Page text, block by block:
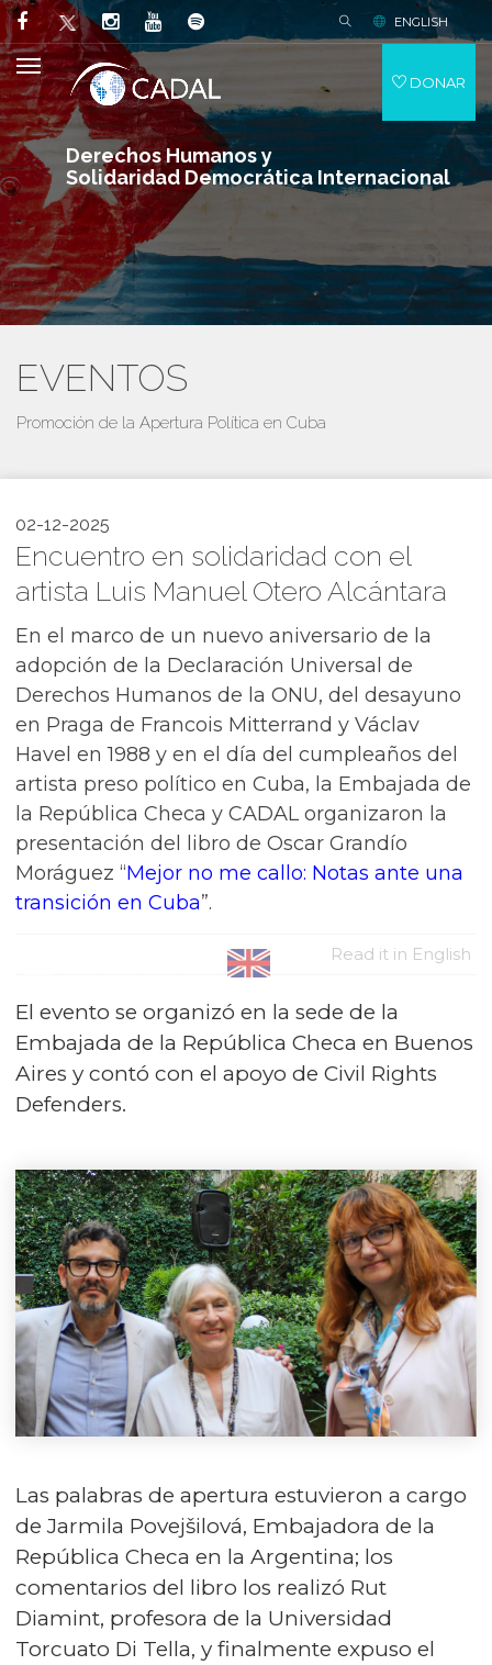
Derechos Humanos y
Solidaridad Democrática Internacional
ENGLISH
DONAR
EVENTOS
Promoción de la Apertura Política en Cuba
02-12-2025
Encuentro en solidaridad con el
artista Luis Manuel Otero Alcántara
En el marco de un nuevo aniversario de la
adopción de la Declaración Universal de
Derechos Humanos de la ONU, del desayuno
en Praga de Francois Mitterrand y Václav
Havel en 1988 y en el día del cumpleaños del
artista preso político en Cuba, la Embajada de
la República Checa y CADAL organizaron la
presentación del libro de Oscar Grandío
Moráguez “Mejor no me callo: Notas ante una
transición en Cuba”.
Read it in English
El evento se organizó en la sede de la
Embajada de la República Checa en Buenos
Aires y contó con el apoyo de Civil Rights
Defenders.
Las palabras de apertura estuvieron a cargo
de Jarmila Povejšilová, Embajadora de la
República Checa en la Argentina; los
comentarios del libro los realizó Rut
Diamint, profesora de la Universidad
Torcuato Di Tella, y finalmente expuso el